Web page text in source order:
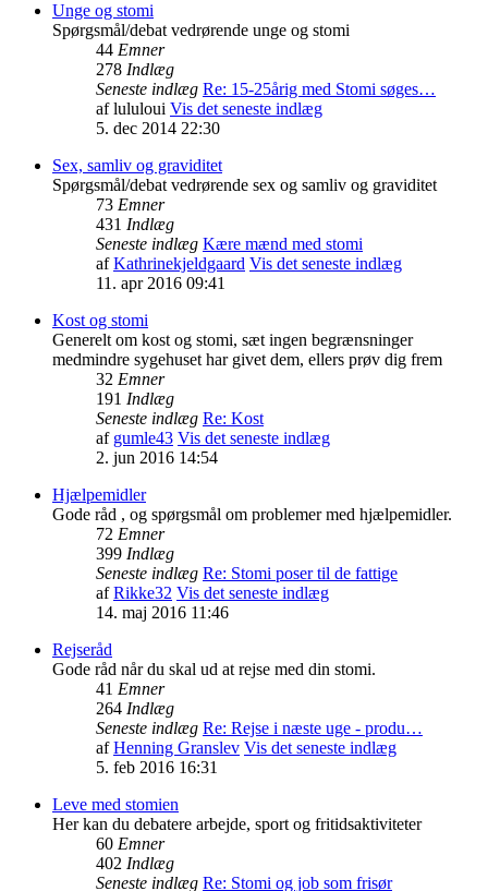
Unge og stomi
Spørgsmål/debat vedrørende unge og stomi
44 Emner
278 Indlæg
Seneste indlæg Re: 15-25årig med Stomi søges…
aflululoui Vis det seneste indlæg
5. dec 2014 22:30
Sex, samliv og graviditet
Spørgsmål/debat vedrørende sex og samliv og graviditet
73 Emner
431 Indlæg
Seneste indlæg Kære mænd med stomi
afKathrinekjeldgaard Vis det seneste indlæg
11. apr 2016 09:41
Kost og stomi
Generelt om kost og stomi, sæt ingen begrænsninger
medmindre sygehuset har givet dem, ellers prøv dig frem
32 Emner
191 Indlæg
Seneste indlæg Re: Kost
af gumle43 Vis det seneste indlæg
2. jun 2016 14:54
Hjælpemidler
Gode råd , og spørgsmål om problemer med hjælpemidler.
72 Emner
399 Indlæg
Seneste indlæg Re: Stomi poser til de fattige
afRikke32 Vis det seneste indlæg
14. maj 2016 11:46
Rejseråd
Gode råd når du skal ud at rejse med din stomi.
41 Emner
264 Indlæg
Seneste indlæg Re: Rejse i næste uge - produ…
afHenning Granslev Vis det seneste indlæg
5. feb 2016 16:31
Leve med stomien
Her kan du debatere arbejde, sport og fritidsaktiviteter
60 Emner
402 Indlæg
Seneste indlæg Re: Stomi og job som frisør